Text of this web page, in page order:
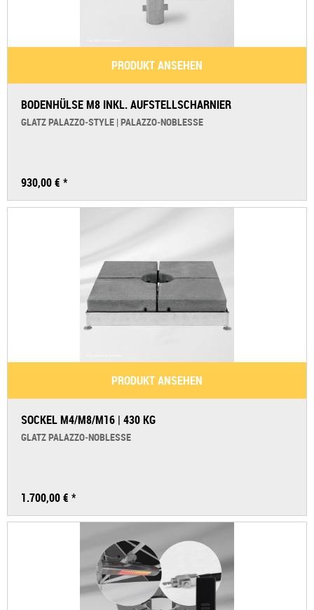
PRODUKT ANSEHEN
BODENHÜLSE M8 INKL. AUFSTELLSCHARNIER
GLATZ PALAZZO‑STYLE | PALAZZO‑NOBLESSE
930,00 € *
PRODUKT ANSEHEN
SOCKEL M4/M8/M16 | 430 KG
GLATZ PALAZZO‑NOBLESSE
1.700,00 € *